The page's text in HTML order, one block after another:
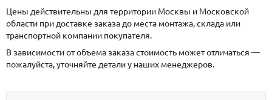
Цены действительны для территории Москвы и Московской
области при доставке заказа до места монтажа, склада или
транспортной компании покупателя.
В зависимости от объема заказа стоимость может отличаться —
пожалуйста, уточняйте детали у наших менеджеров.